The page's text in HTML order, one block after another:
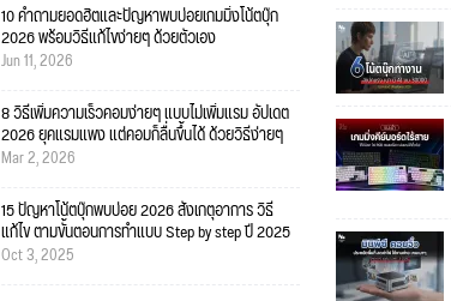
10 คำถามยอดฮิตและปัญหาพบบ่อยเกมมิ่งโน้ตบุ๊ก
2026 พร้อมวิธีแก้ไขง่ายๆ ด้วยตัวเอง
Jun 11, 2026
8 วิธีเพิ่มความเร็วคอมง่ายๆ แบบไม่เพิ่มแรม อัปเดต
2026 ยุคแรมแพง แต่คอมก็ลื่นขึ้นได้ ด้วยวิธีง่ายๆ
Mar 2, 2026
15 ปัญหาโน้ตบุ๊กพบบ่อย 2026 สังเกตุอาการ วิธี
แก้ไข ตามขั้นตอนการทำแบบ Step by step ปี 2025
Oct 3, 2025